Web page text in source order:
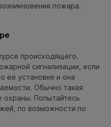
пожара.
происходящего.
сигнализации, если
её установке и она
Обычно такая
охраны. Попытайтесь
по возможности по